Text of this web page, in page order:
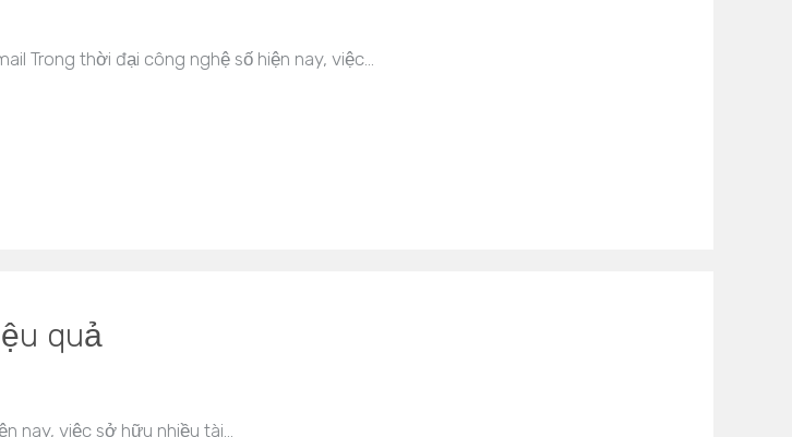
Trong thời đại công nghệ số hiện nay, việc…
quả
nay, việc sở hữu nhiều tài…